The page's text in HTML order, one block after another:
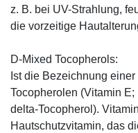
z. B. bei UV-Strahlung,
die vorzeitige
D-Mixed Tocopherols:
Ist die Bezeichnung
Tocopherolen (Vitamin
delta-Tocopherol).
Hautschutzvitamin, das